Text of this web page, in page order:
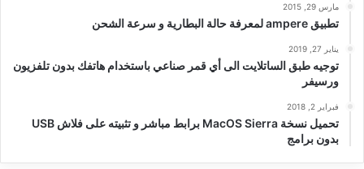
مارس 29, 2015
تطبيق ampere لمعرفة حالة البطارية و سرعة الشحن
يناير 27, 2019
توجيه طبق الساتلايت الى أي قمر صناعي باستخدام هاتفك بدون تلفزيون
ورسيفر
فبراير 2, 2018
تحميل نسخة MacOS Sierra برابط مباشر و تثبيته على فلاش USB
بدون برامج